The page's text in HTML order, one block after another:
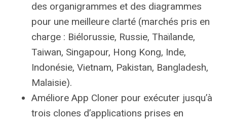
des organigrammes et des diagrammes
pour une meilleure clarté (marchés pris en
charge : Biélorussie, Russie, Thaïlande,
Taiwan, Singapour, Hong Kong, Inde,
Indonésie, Vietnam, Pakistan, Bangladesh,
Malaisie).
Améliore App Cloner pour exécuter jusqu’à
trois clones d’applications prises en